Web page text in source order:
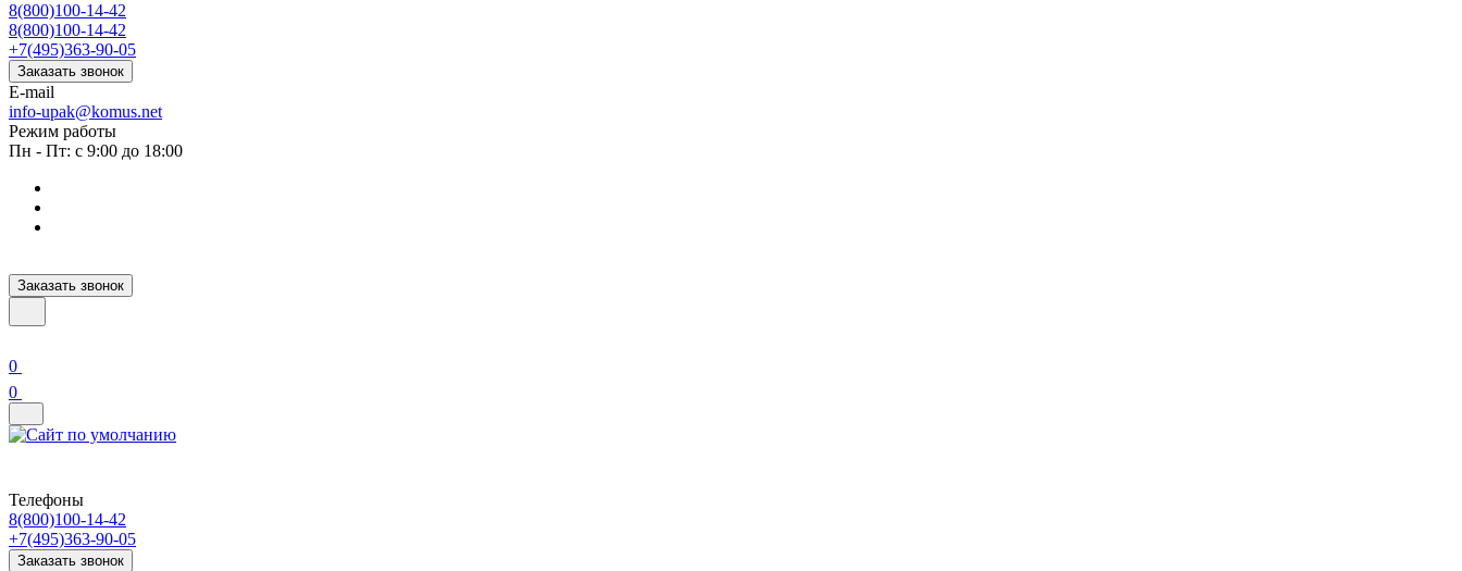
8(800)100-14-42
8(800)100-14-42
+7(495)363-90-05
Заказать звонок
E-mail
info-upak@komus.net
Режим работы
Пн - Пт: с 9:00 до 18:00
Заказать звонок
0
0
Телефоны
8(800)100-14-42
+7(495)363-90-05
Заказать звонок